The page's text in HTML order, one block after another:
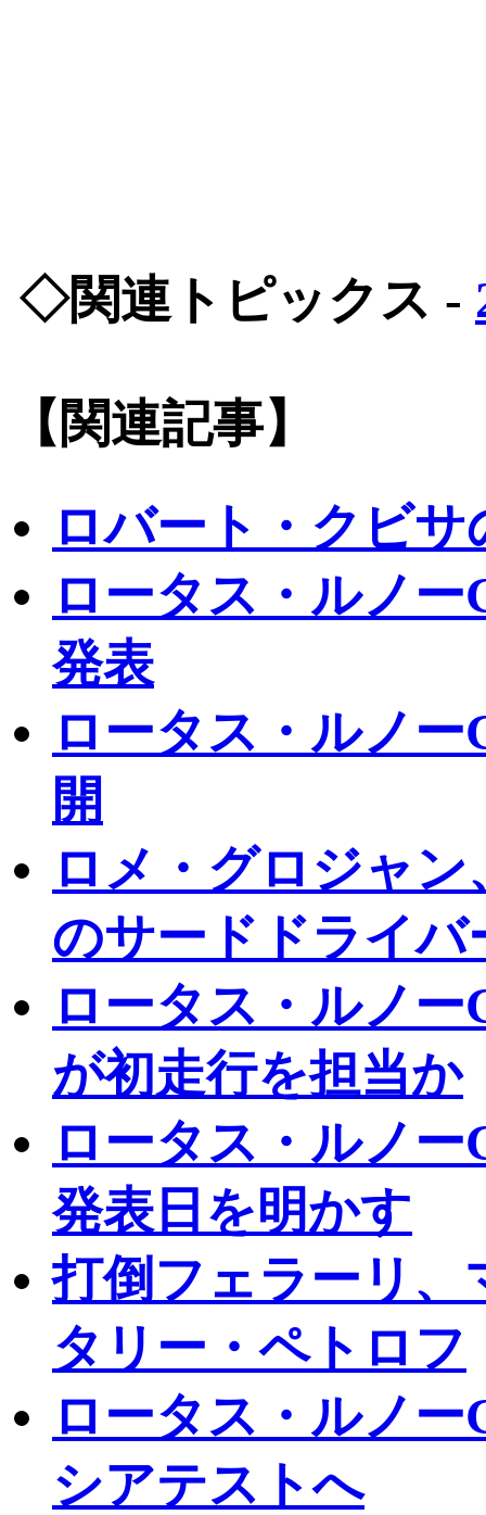
◇関連トピックス -
【関連記事】
ロバート・クビ
ロータス・ルノ
発表
ロータス・ルノ
開
ロメ・グロジャ
のサードドライバ
ロータス・ルノ
が初走行を担当か
ロータス・ルノー
発表日を明かす
打倒フェラーリ、
タリー・ペトロフ
ロータス・ルノー
シアテストへ